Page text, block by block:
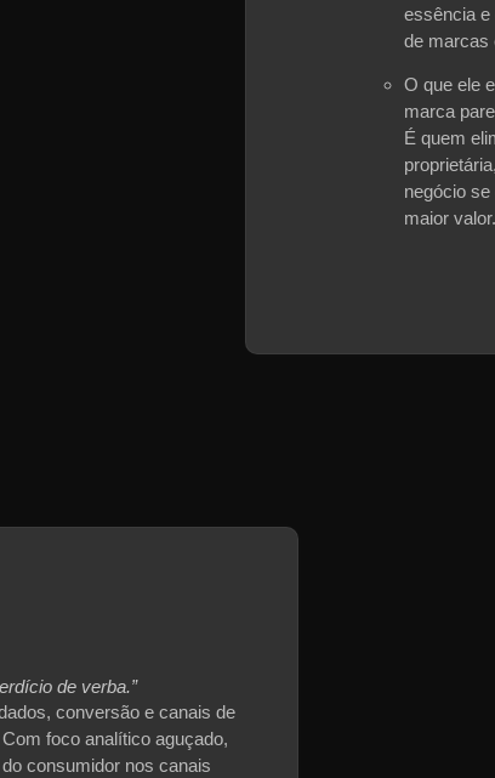
essência
de marcas
O que ele
marca
É quem
negócio
maior valor.
de verba.”
conversão e canais de
foco analítico aguçado,
consumidor nos canais